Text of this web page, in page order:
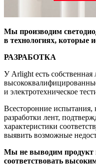
Мы производим
в технологиях, которые
РАЗРАБОТКА
У Arlight есть собственная
и электротехническое
Всесторонние испытания,
разработки лент,
характеристики
выявить возможные
Мы не выводим продукт
соответствовать